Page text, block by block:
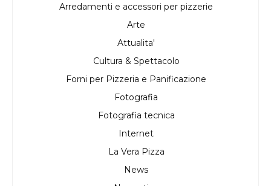
Arredamenti e accessori per pizzerie
Arte
Attualita'
Cultura & Spettacolo
Forni per Pizzeria e Panificazione
Fotografia
Fotografia tecnica
Internet
La Vera Pizza
News